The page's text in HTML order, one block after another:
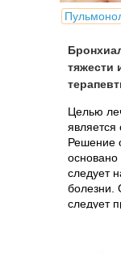
тяжести
Целью
является
Решение
основано
следует
болезни.
следует